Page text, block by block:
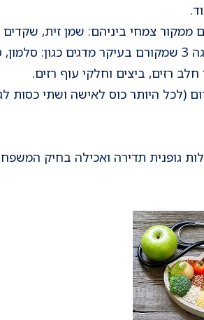
ממקור צמחי ביניהם: שמן זית, שקדים
רזים, ביצים וחלקי עוף רזים.
(לכל היותר כוס לאישה ושתי כסות
גופנית תדירה ואכילה בחיק